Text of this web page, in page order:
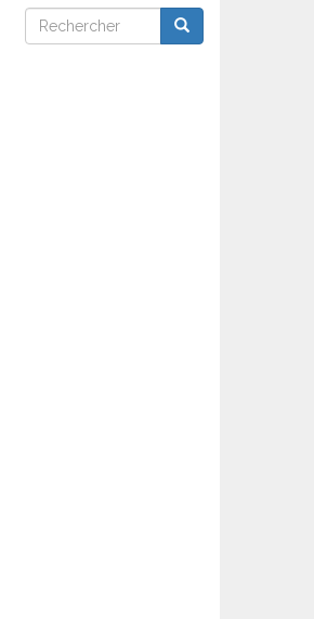
Rechercher
Rechercher Rechercher